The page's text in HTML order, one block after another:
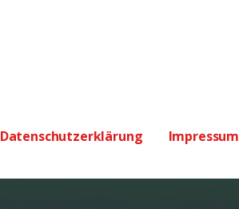
Datenschutzerklärung Impressum